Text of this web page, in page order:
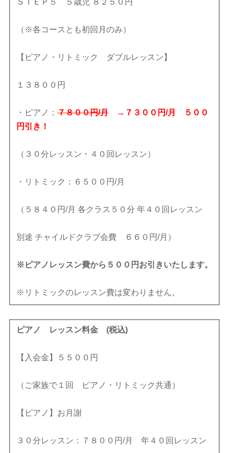
（※各コースとも初回月のみ）
【ピアノ・リトミック ダブルレッスン】
１３８００円
・ピアノ： ７８００円/月 →７３００円/月 ５００
円引き！
（３０分レッスン・４０回レッスン）
・リトミック：６５００円/月
（５８４０円/月 各クラス５０分 年４０回レッスン
別途 チャイルドクラブ会費 ６６０円/月）
※ピアノレッスン費から５００円お引きいたします。
※リトミックのレッスン費は変わりません。
ピアノ レッスン料金 (税込)
【入会金】５５００円
（ご家族で１回 ピアノ・リトミック共通）
【ピアノ】お月謝
３０分レッスン：７８００円/月 年４０回レッスン